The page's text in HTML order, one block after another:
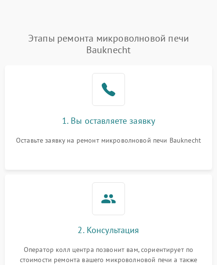
Этапы ремонта микроволновой печи
Bauknecht
1. Вы оставляете заявку
Оставьте заявку на ремонт микроволновой печи Bauknecht
2. Консультация
Оператор колл центра позвонит вам, сориентирует по
стоимости ремонта вашего микроволновой печи а также